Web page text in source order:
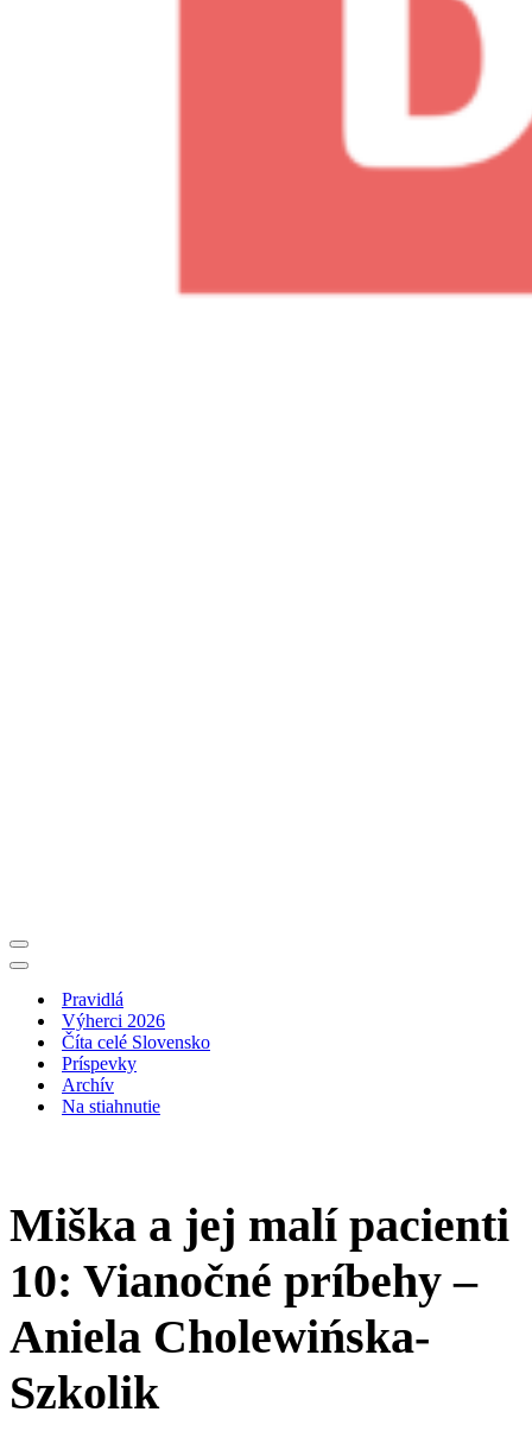
Menu
navigácie
Menu
navigáciePravidlá
Výherci 2026
Číta celé Slovensko
Príspevky
Archív
Na stiahnutie
Miška a jej malí pacienti
10: Vianočné príbehy –
Aniela Cholewińska-
Szkolik